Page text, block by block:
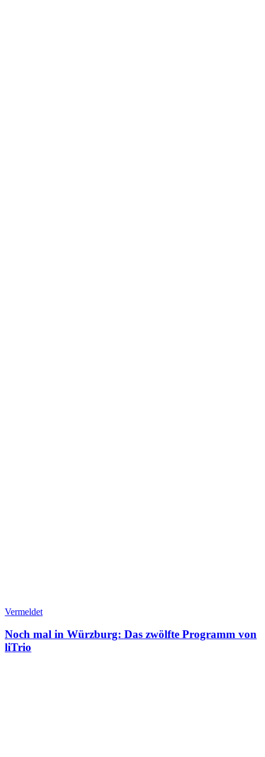
Vermeldet
Noch mal in Würzburg: Das zwölfte Programm von
liTrio